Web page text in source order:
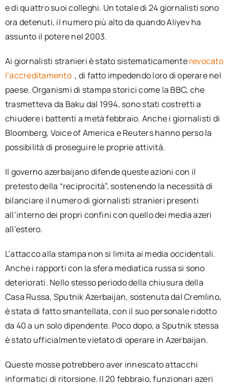
e di quattro suoi colleghi. Un totale di 24 giornalisti sono
ora detenuti, il numero più alto da quando Aliyev ha
assunto il potere nel 2003.
Ai giornalisti stranieri è stato sistematicamenterevocato
l’accreditamento , di fatto impedendo loro di operare nel
paese. Organismi di stampa storici come la BBC, che
trasmetteva da Baku dal 1994, sono stati costretti a
chiudere i battenti a metà febbraio. Anche i giornalisti di
Bloomberg, Voice of America e Reuters hanno perso la
possibilità di proseguire le proprie attività.
Il governo azerbaijano difende queste azioni con il
pretesto della “reciprocità”, sostenendo la necessità di
bilanciare il numero di giornalisti stranieri presenti
all’interno dei propri confini con quello dei media azeri
all’estero.
L’attacco alla stampa non si limita ai media occidentali.
Anche i rapporti con la sfera mediatica russa si sono
deteriorati. Nello stesso periodo della chiusura della
Casa Russa, Sputnik Azerbaijan, sostenuta dal Cremlino,
è stata di fatto smantellata, con il suo personale ridotto
da 40 a un solo dipendente. Poco dopo, a Sputnik stessa
è stato ufficialmente vietato di operare in Azerbaijan.
Queste mosse potrebbero aver innescato attacchi
informatici di ritorsione. Il 20 febbraio, funzionari azeri